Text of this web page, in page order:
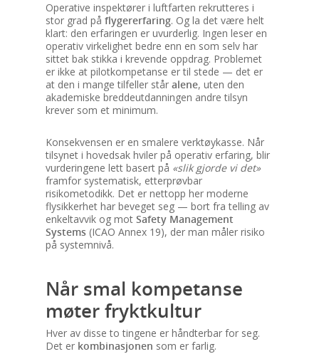
Operative inspektører i luftfarten rekrutteres i
stor grad på flygererfaring. Og la det være helt
klart: den erfaringen er uvurderlig. Ingen leser en
operativ virkelighet bedre enn en som selv har
sittet bak stikka i krevende oppdrag. Problemet
er ikke at pilotkompetanse er til stede — det er
at den i mange tilfeller står alene, uten den
akademiske breddeutdanningen andre tilsyn
krever som et minimum.
Konsekvensen er en smalere verktøykasse. Når
tilsynet i hovedsak hviler på operativ erfaring, blir
vurderingene lett basert på «slik gjorde vi det»
framfor systematisk, etterprøvbar
risikometodikk. Det er nettopp her moderne
flysikkerhet har beveget seg — bort fra telling av
enkeltavvik og mot Safety Management
Systems (ICAO Annex 19), der man måler risiko
på systemnivå.
Når smal kompetanse
møter fryktkultur
Hver av disse to tingene er håndterbar for seg.
Det er kombinasjonen som er farlig.